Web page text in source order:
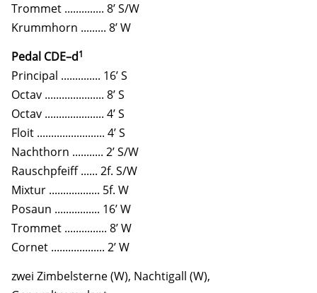
Trommet .............. 8’ S/W
Krummhorn ......... 8’ W
Pedal CDE–d1
Principal .............. 16’ S
Octav ..................... 8’ S
Octav ..................... 4’ S
Floit ........................ 4’ S
Nachthorn ........... 2’ S/W
Rauschpfeiff ...... 2f. S/W
Mixtur .................. 5f. W
Posaun ................ 16’ W
Trommet ............... 8’ W
Cornet ................... 2’ W
zwei Zimbelsterne (W), Nachtigall (W),